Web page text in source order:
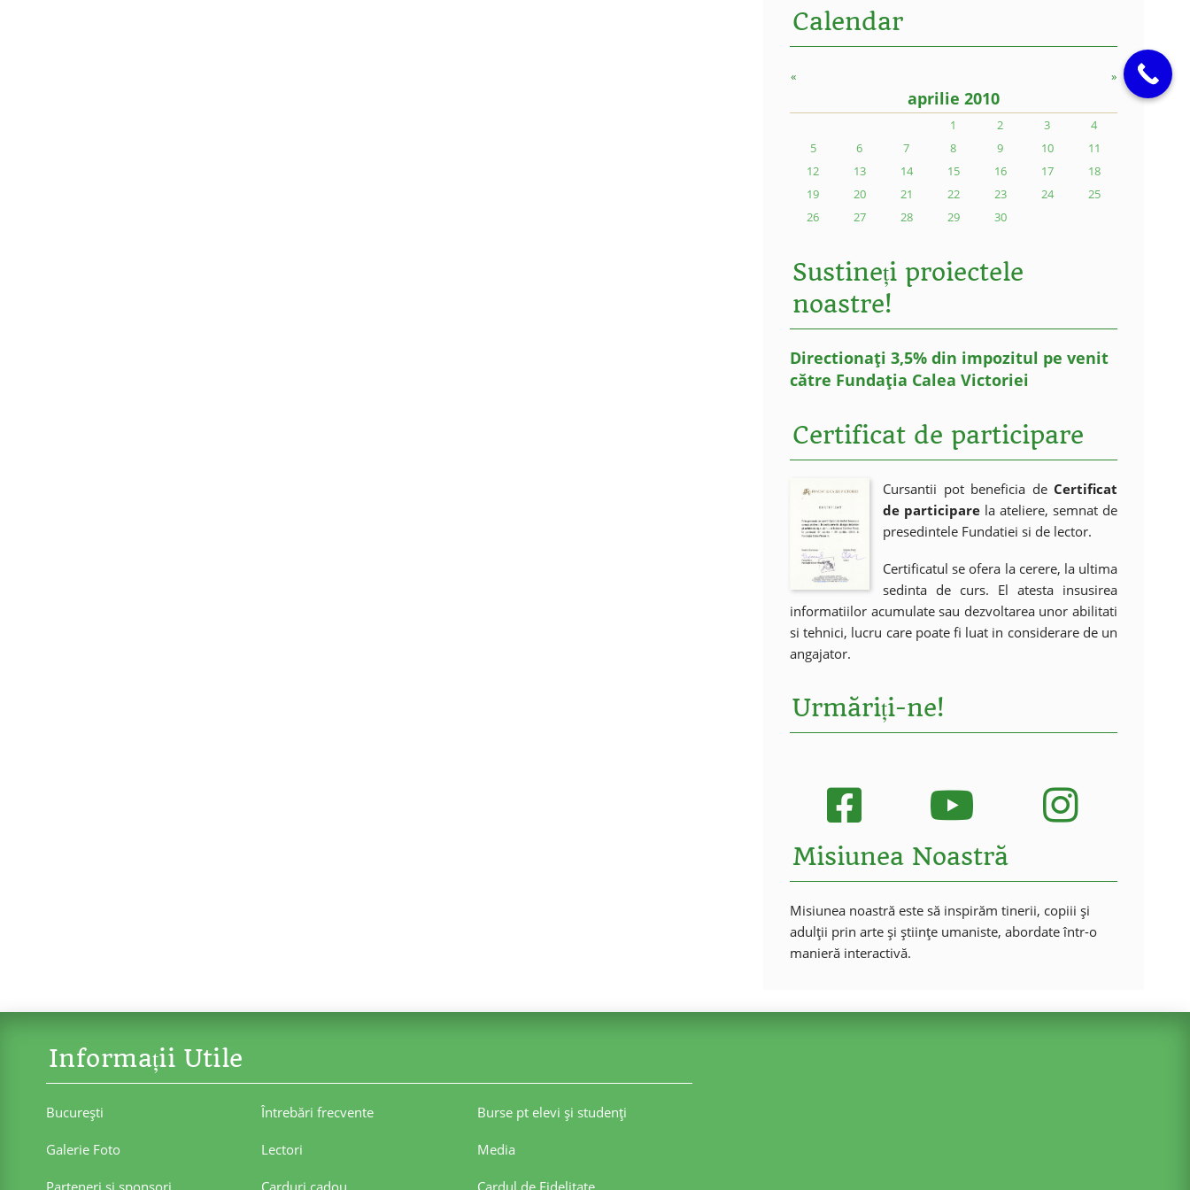
Calendar
« »
aprilie 2010
1 2 3
4
5
6 7 8 9 10
11
12
13 14 15 16 17
18
19
20 21 22 23 24
25
26
27 28 29 30
Sustineți proiectele
noastre!
Directionați 3,5% din impozitul pe venit
către Fundația Calea Victoriei
Certificat de participare
Cursantii pot beneficia de Certificat
de participare la ateliere, semnat de
presedintele Fundatiei si de lector.
Certificatul se ofera la cerere, la ultima
sedinta de curs. El atesta insusirea
informatiilor acumulate sau dezvoltarea unor abilitati
si tehnici, lucru care poate fi luat in considerare de un
angajator.
Urmăriți-ne!
Misiunea Noastră
Misiunea noastră este să inspirăm tinerii, copiii și
adulții prin arte și științe umaniste, abordate într-o
manieră interactivă.
Informații Utile
Bucureşti Întrebări frecvente Burse pt elevi şi studenţi
Galerie Foto Lectori Media
Parteneri şi sponsori Carduri cadou Cardul de Fidelitate